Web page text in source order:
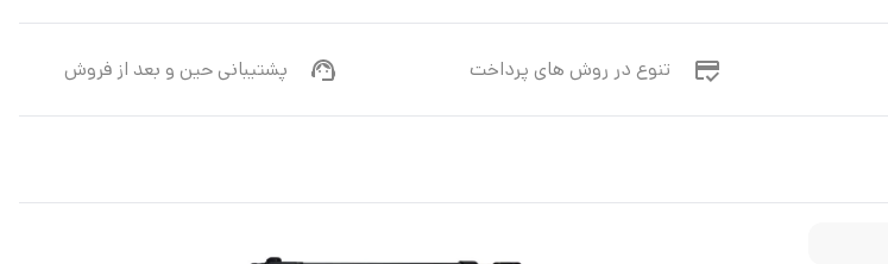
تنوع در روش های پرداخت پشتیبانی حین و بعد از فروش